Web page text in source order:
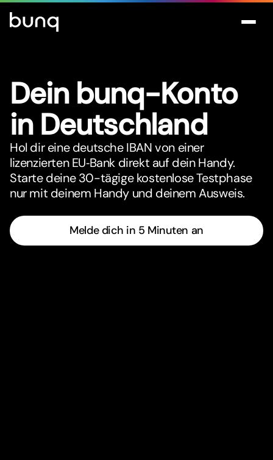
Dein bunq-Konto
in Deutschland
Hol dir eine deutsche IBAN von einer
lizenzierten EU‑Bank direkt auf dein Handy.
Starte deine 30-tägige kostenlose Testphase
nur mit deinem Handy und deinem Ausweis.
Melde dich in 5 Minuten an